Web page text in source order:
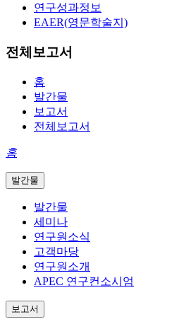
연구성과정보
EAER(영문학술지)
전체보고서
홈
발간물
보고서
전체보고서
홈
발간물
발간물
세미나
연구원소식
고객마당
연구원소개
APEC 연구컨소시엄
보고서